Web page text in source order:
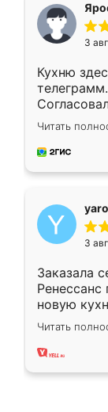
3
Кухню
недели
довольны
мебель за
Читать
3
Заказала
Ренессанс
новую
вполне
два года,
Читать